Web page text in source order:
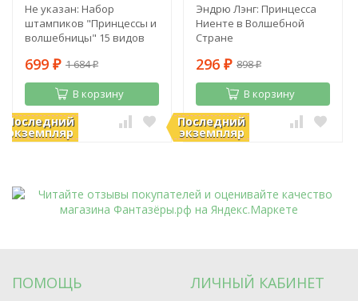
Последний
экземпляр
Не указан: Набор
штампиков "Принцессы и
волшебницы" 15 видов
699 ₽ 1 684₽
В корзину
В наличии Последний
экземпляр
Эндрю Лэнг: Принцесса
Ниенте в Волшебной
Стране
296 ₽ 898₽
В корзину
В наличии
ПОМОЩЬ ЛИЧНЫЙ КАБИНЕТ